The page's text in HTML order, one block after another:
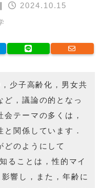
2024.10.15
少子高齢化，男女共
ど，議論の的となっ
会テーマの多くは，
と関係しています．
どのようにして
ることは，性的マイ
響し，また，年齢に